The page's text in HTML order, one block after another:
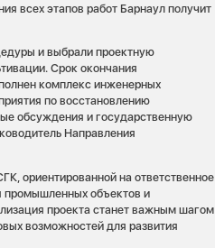
всех этапов работ Барнаул получит
и выбрали проектную
Срок окончания
комплекс инженерных
по восстановлению
обсуждения и государственную
Направления
ориентированной на ответственное
объектов и
проекта станет важным шагом
возможностей для развития